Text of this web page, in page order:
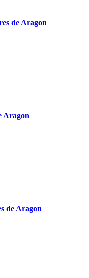
de Aragon
Aragon
de Aragon